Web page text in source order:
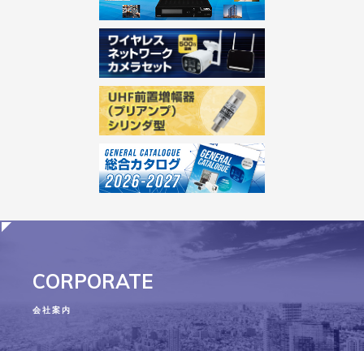
CORPORATE
会社案内